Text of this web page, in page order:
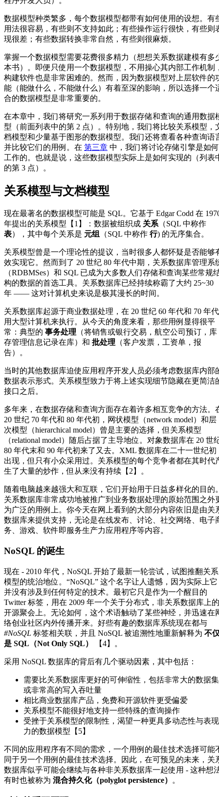
数据模型种类繁多，每个数据模型都带有如何使用的设想。有
用法很容易，有些则不支持如此；有些操作运行很快，有些则
现很差；有些数据转换非常自然，有些则很麻烦。
掌握一个数据模型需要花费很多精力（想想关系数据建模有多
本书）。即便只使用一个数据模型，不用操心其内部工作机制
构建软件也是非常困难的。然而，因为数据模型对上层软件的
能（能做什么，不能做什么）有着至深的影响，所以选择一个
合的数据模型是非常重要的。
在本章中，我们将研究一系列用于数据存储和查询的通用数据
型（前面列表中的第 2 点）。特别地，我们将比较关系模型，
档模型和少量基于图形的数据模型。我们还将查看各种查询语
并比较它们的用例。在 第三章 中，我们将讨论存储引擎是如何
工作的。也就是说，这些数据模型实际上是如何实现的（列表
的第 3 点）。
关系模型与文档模型
现在最著名的数据模型可能是 SQL。它基于 Edgar Codd 在
年提出的关系模型【1】：数据被组织成 关系 （SQL 中称作
表），其中每个关系是 元组 （SQL 中称作 行) 的无序集合。
关系模型曾是一个理论性的提议，当时很多人都怀疑是否能够
效实现它。然而到了 20 世纪 80 年代中期，关系数据库管理系
（RDBMSes）和 SQL 已成为大多数人们存储和查询某些常规
构的数据的首选工具。关系数据库已经持续称霸了大约 25~30
年 —— 这对计算机史来说是极其漫长的时间。
关系数据库起源于商业数据处理，在 20 世纪 60 年代和 70 年代
用大型计算机来执行。从今天的角度来看，那些用例显得很平
常：典型的 事务处理 （将销售或银行交易，航空公司预订，库
存管理信息记录在库）和 批处理 （客户发票，工资单，报
告）。
当时的其他数据库迫使应用程序开发人员必须考虑数据库内部
数据表示形式。关系模型致力于将上述实现细节隐藏在更简洁
接口之后。
多年来，在数据存储和查询方面存在着许多相互竞争的方法。
20 世纪 70 年代和 80 年代初，网状模型（network model）和层
次模型（hierarchical model）曾是主要的选择，但关系模型
（relational model）随后占据了主导地位。对象数据库在 20 世
80 年代末和 90 年代初来了又去。XML 数据库在二十一世纪初
出现，但只有小众采用过。关系模型的每个竞争者都在其时代
生了大量的炒作，但从来没有持续【2】。
随着电脑越来越强大和互联，它们开始用于日益多样化的目的
关系数据库非常成功地被推广到业务数据处理的原始范围之外
为广泛的用例上。你今天在网上看到的大部分内容依旧是由关
数据库来提供支持，无论是在线发布、讨论、社交网络、电子
务、游戏、软件即服务生产力应用程序等内容。
NoSQL 的诞生
现在 - 2010 年代，NoSQL 开始了最新一轮尝试，试图推翻关系
模型的统治地位。“NoSQL” 这个名字让人遗憾，因为实际上它
并没有涉及到任何特定的技术。最初它只是作为一个醒目的
Twitter 标签，用在 2009 年一个关于分布式，非关系数据库上的
开源聚会上。无论如何，这个术语触动了某些神经，并迅速在
络创业社区内外传播开来。好些有趣的数据库系统现在都与
#NoSQL 标签相关联，并且 NoSQL 被追溯性地重新解释为 不
是 SQL（Not Only SQL）
【4】。
采用 NoSQL 数据库的背后有几个驱动因素，其中包括：
需要比关系数据库更好的可伸缩性，包括非常大的数据集
或非常高的写入吞吐量
相比商业数据库产品，免费和开源软件更受偏爱
关系模型不能很好地支持一些特殊的查询操作
受挫于关系模型的限制性，渴望一种更具多动态性与表现
力的数据模型【5】
不同的应用程序有不同的需求，一个用例的最佳技术选择可能
同于另一个用例的最佳技术选择。因此，在可预见的未来，关
数据库似乎可能会继续与各种非关系数据库一起使用 - 这种想
有时也被称为 混合持久化（polyglot persistence） 。